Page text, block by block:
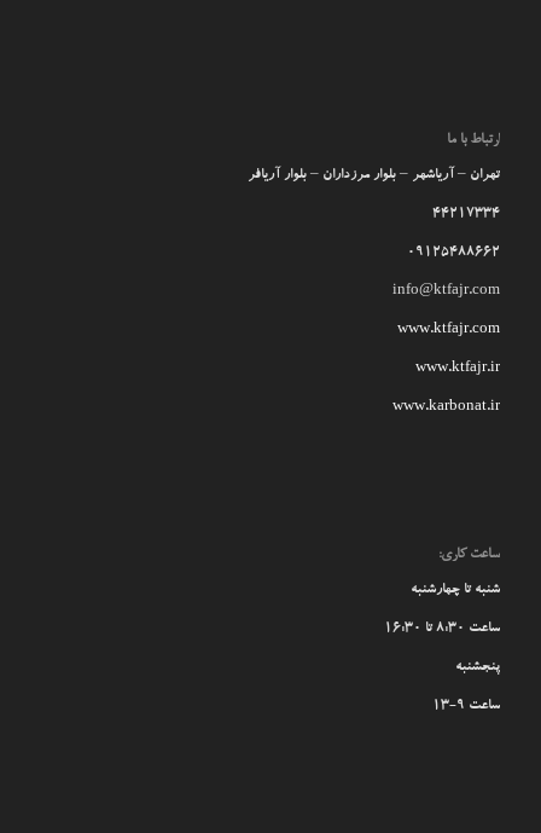
ارتباط با ما
تهران – آریاشهر – بلوار مرزداران – بلوار آریافر
44217334
09125488662
info@ktfajr.com
www.ktfajr.com
www.ktfajr.ir
www.karbonat.ir
ساعت کاری:
شنبه تا چهارشنبه
ساعت 8:30 تا 16:30
پنجشنبه
ساعت 9-13